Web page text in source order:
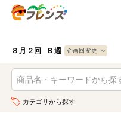
ログイン
生協加入はこちら
８月２回 Ｂ週
食品
から探す
果物
野菜
果物す
カテゴリから探す
検索条件を指定してくださ
も検索できます。
キーワード